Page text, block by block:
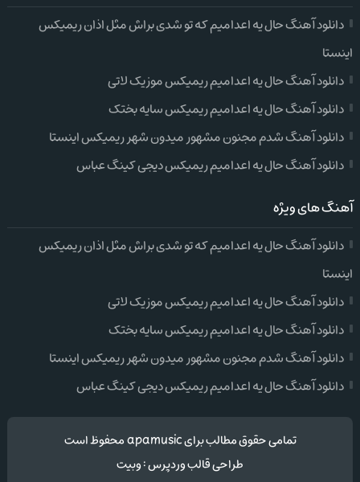
دانلود آهنگ حال یه اعدامیم که تو شدی براش مثل اذان ریمیکس
اینستا
دانلود آهنگ حال یه اعدامیم ریمیکس موزیک لاتی
دانلود آهنگ حال یه اعدامیم ریمیکس سایه بختک
دانلود آهنگ شدم مجنون مشهور میدون شهر ریمیکس اینستا
دانلود آهنگ حال یه اعدامیم ریمیکس دیجی کینگ عباس
آهنگ های ویژه
دانلود آهنگ حال یه اعدامیم که تو شدی براش مثل اذان ریمیکس
اینستا
دانلود آهنگ حال یه اعدامیم ریمیکس موزیک لاتی
دانلود آهنگ حال یه اعدامیم ریمیکس سایه بختک
دانلود آهنگ شدم مجنون مشهور میدون شهر ریمیکس اینستا
دانلود آهنگ حال یه اعدامیم ریمیکس دیجی کینگ عباس
تمامی حقوق مطالب برای apamusic محفوظ است
طراحی قالب وردپرس:وبیت